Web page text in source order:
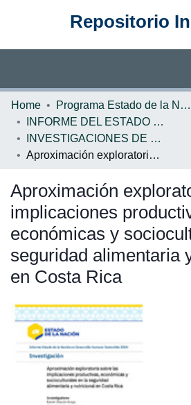
Repositorio
Communities & Collections
Statistics
Home
Programa Estado de la Nación (PEN)
INFORME DEL ESTADO DE LA NACION
INVESTIGACIONES DE BASE EN
Aproximación exploratoria sobre las implicaciones productivas, económicas y socioculturales en la seguridad alimentaria y nutricional en Costa Rica
Aproximación
implicaciones
económicas y
seguridad alimentaria
en Costa Rica